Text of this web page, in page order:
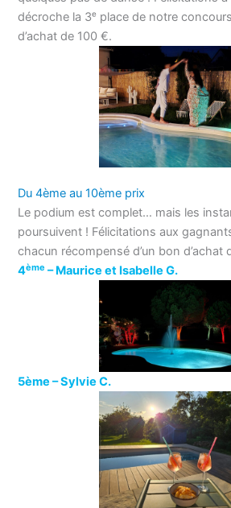
décroche la 3ᵉ place de notre
d’achat de 100 €.
Du 4ème au 10ème prix
Le podium est complet… mais les
poursuivent ! Félicitations aux
chacun récompensé d’un bon d’achat
4ème –Maurice et Isabelle G.
5ème –Sylvie C.